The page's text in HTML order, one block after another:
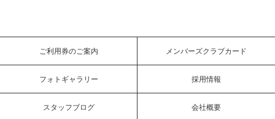
ご利用券のご案内 メンバーズクラブカード
フォトギャラリー 採用情報
スタッフブログ 会社概要